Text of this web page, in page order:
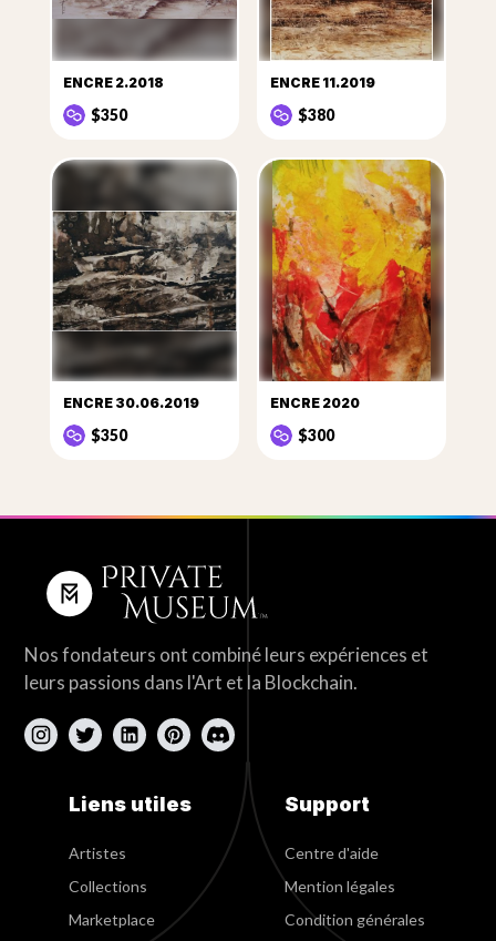
ENCRE 2.2018
$350
ENCRE 11.2019
$380
ENCRE 30.06.2019
$350
ENCRE 2020
$300
Nos fondateurs ont combiné leurs expériences et
leurs passions dans l'Art et la Blockchain.
Liens utiles
Artistes
Collections
Marketplace
Support
Centre d'aide
Mention légales
Condition générales